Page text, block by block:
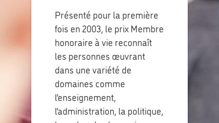
Présenté pour la première
fois en 2003, le prix Membre
honoraire à vie reconnaît
les personnes œuvrant
dans une variété de
domaines comme
l’enseignement,
l’administration, la politique,